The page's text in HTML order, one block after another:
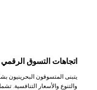
اتجاهات التسوق
يتبنى المتسوقون البحرينيون
والتنوع والأسعار التنافسية.